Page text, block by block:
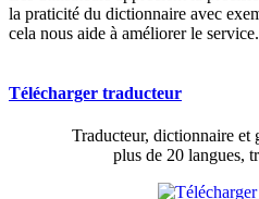
la praticité du dictionnaire avec
cela nous aide à améliorer le service.
Télécharger traducteur
Traducteur, dictionnaire et
plus de 20 langues,